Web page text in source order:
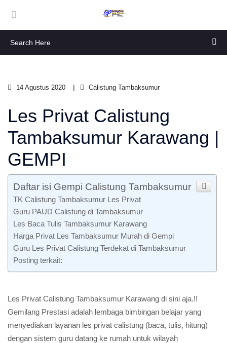
14 Agustus 2020 Calistung Tambaksumur
Les Privat Calistung
Tambaksumur Karawang |
GEMPI
Daftar isi Gempi Calistung Tambaksumur
TK Calistung Tambaksumur Les Privat
Guru PAUD Calistung di Tambaksumur
Les Baca Tulis Tambaksumur Karawang
Harga Privat Les Tambaksumur Murah di Gempi
Guru Les Privat Calistung Terdekat di Tambaksumur
Posting terkait:
Les Privat Calistung Tambaksumur Karawang di sini aja.!!
Gemilang Prestasi adalah lembaga bimbingan belajar yang
menyediakan layanan les privat calistung (baca, tulis, hitung)
dengan sistem guru datang ke rumah untuk wilayah